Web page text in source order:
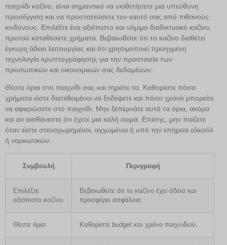
παιχνίδι καζίνο, είναι σημαντικό να υιοθετήσετε μια υπεύθυνη
προσέγγιση και να προστατεύσετε τον εαυτό σας από πιθανούς
κινδύνους. Επιλέξτε ένα αξιόπιστο και νόμιμο διαδικτυακό καζίνο,
προτού καταθέσετε χρήματα. Βεβαιωθείτε ότι το καζίνο διαθέτει
έγκυρη άδεια λειτουργίας και ότι χρησιμοποιεί προηγμένη
τεχνολογία κρυπτογράφησης για την προστασία των
προσωπικών και οικονομικών σας δεδομένων.
Θέστε όρια στο παιχνίδι σας και τηρείτε τα. Καθορίστε πόσα
χρήματα είστε διατεθειμένοι να ξοδέψετε και πόσο χρόνο μπορείτε
να αφιερώσετε στο παιχνίδι. Μην ξεπερνάτε αυτά τα όρια, ακόμα
και αν αισθάνεστε ότι έχετε μια καλή σειρά. Επίσης, μην παίζετε
όταν είστε στενοχωρημένοι, αγχωμένοι ή υπό την επήρεια αλκοόλ
ή ναρκωτικών.
Συμβουλή Περιγραφή
Επιλέξτε
αξιόπιστο καζίνο
Βεβαιωθείτε ότι το καζίνο έχει άδεια και
προσφέρει ασφάλεια.
Θέστε όρια Καθορίστε budget και χρόνο παιχνιδιού.